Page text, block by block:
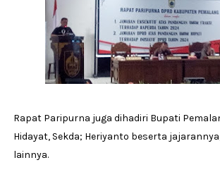
Rapat Paripurna juga dihadiri Bupati
Hidayat, Sekda; Heriyanto beserta
lainnya.